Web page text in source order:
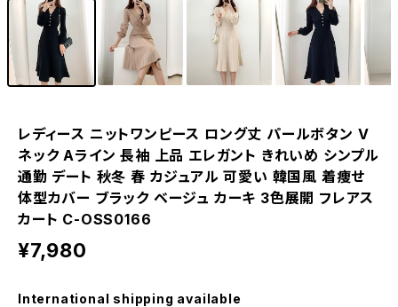
レディース ニットワンピース ロング丈 パールボタン V
ネック Aライン 長袖 上品 エレガント きれいめ シンプル
通勤 デート 秋冬 春 カジュアル 可愛い 韓国風 着痩せ
体型カバー ブラック ベージュ カーキ 3色展開 フレアス
カート C-OSS0166
¥7,980
International shipping available